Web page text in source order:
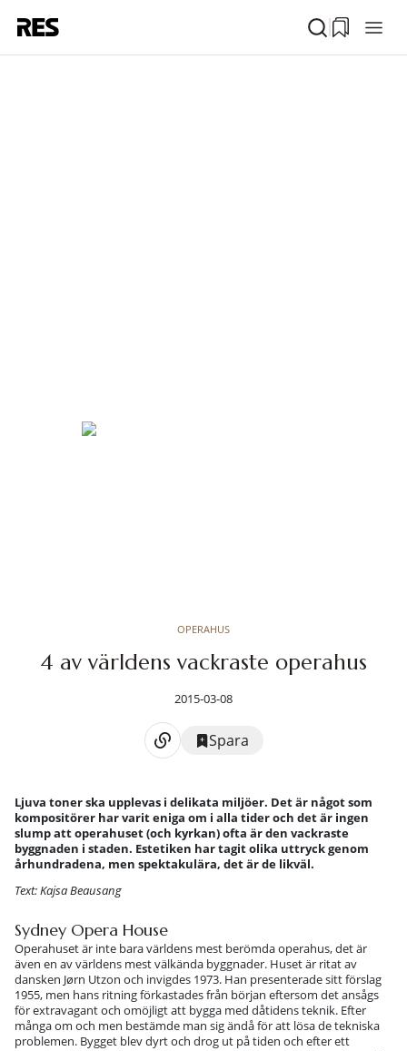
OPERAHUS
4 av världens vackraste operahus
2015-03-08
Spara
Ljuva toner ska upplevas i delikata miljöer. Det är något som
kompositörer har varit eniga om i alla tider och det är ingen
slump att operahuset (och kyrkan) ofta är den vackraste
byggnaden i staden. Estetiken har tagit olika uttryck genom
århundradena, men spektakulära, det är de likväl.
Text: Kajsa Beausang
Sydney Opera House
Operahuset är inte bara världens mest berömda operahus, det är
även en av världens mest välkända byggnader. Huset är ritat av
dansken Jørn Utzon och invigdes 1973. Han presenterade sitt förslag
1955, men hans ritning förkastades från början eftersom det ansågs
för extravagant och omöjligt att bygga med dåtidens teknik. Efter
många om och men bestämde man sig ändå för att lösa de tekniska
problemen. Bygget blev dyrt och drog ut på tiden och efter ett